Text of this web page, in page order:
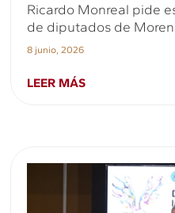
Ricardo Monreal pide
de diputados de
8 junio, 2026
LEER MÁS